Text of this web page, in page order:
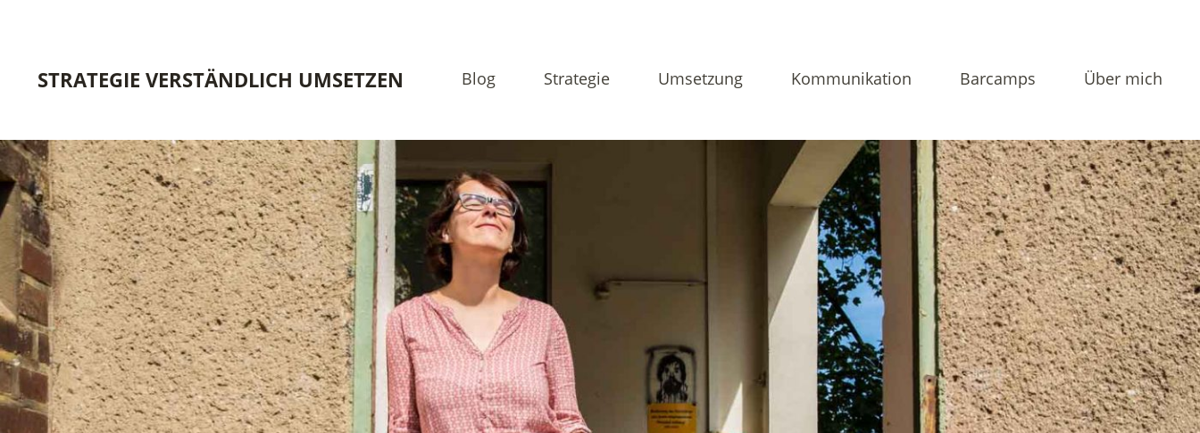
STRATEGIE VERSTÄNDLICH UMSETZEN Blog Strategie Umsetzung Kommunikation Barcamps Über mich